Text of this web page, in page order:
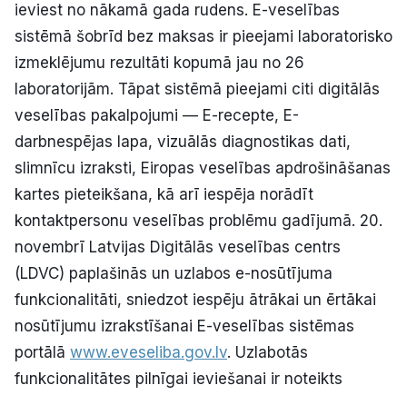
ieviest no nākamā gada rudens. E-veselības
sistēmā šobrīd bez maksas ir pieejami laboratorisko
izmeklējumu rezultāti kopumā jau no 26
laboratorijām. Tāpat sistēmā pieejami citi digitālās
veselības pakalpojumi — E-recepte, E-
darbnespējas lapa, vizuālās diagnostikas dati,
slimnīcu izraksti, Eiropas veselības apdrošināšanas
kartes pieteikšana, kā arī iespēja norādīt
kontaktpersonu veselības problēmu gadījumā. 20.
novembrī Latvijas Digitālās veselības centrs
(LDVC) paplašinās un uzlabos e-nosūtījuma
funkcionalitāti, sniedzot iespēju ātrākai un ērtākai
nosūtījumu izrakstīšanai E-veselības sistēmas
portālā www.eveseliba.gov.lv. Uzlabotās
funkcionalitātes pilnīgai ieviešanai ir noteikts